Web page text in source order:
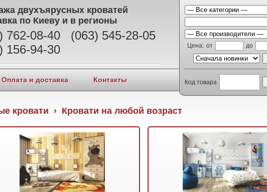
двухъярусных кроватей
по Киеву и в регионы
762-08-40 (063) 545-28-05
156-94-30
Оплата и доставка Контакты
Цена: от до
Код товара
кровати › Кровати на любой возраст